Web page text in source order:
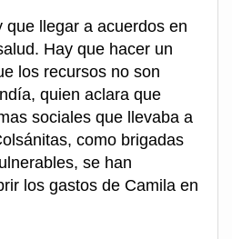
que llegar a acuerdos en
Hay que hacer un
los recursos no son
quien aclara que
sociales que llevaba a
como brigadas
se han
los gastos de Camila en